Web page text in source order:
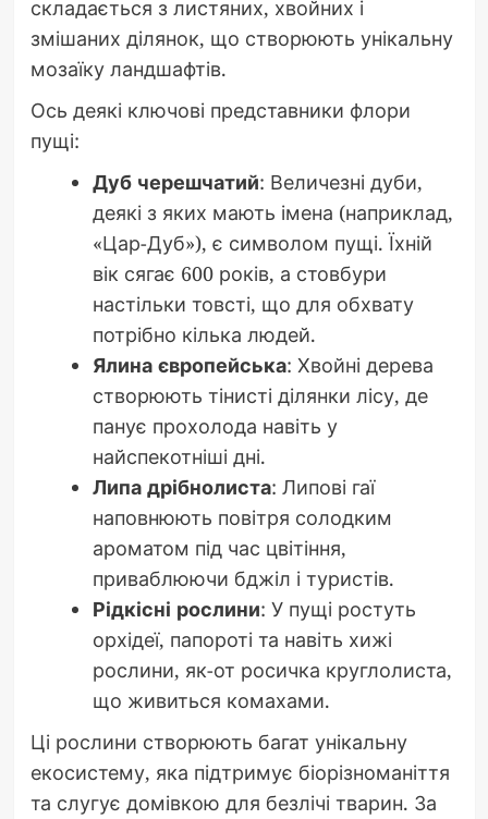
складається з листяних, хвойних і
змішаних ділянок, що створюють унікальну
мозаїку ландшафтів.
Ось деякі ключові представники флори
пущі:
Дуб черешчатий: Величезні дуби,
деякі з яких мають імена (наприклад,
«Цар-Дуб»), є символом пущі. Їхній
вік сягає 600 років, а стовбури
настільки товсті, що для обхвату
потрібно кілька людей.
Ялина європейська: Хвойні дерева
створюють тінисті ділянки лісу, де
панує прохолода навіть у
найспекотніші дні.
Липа дрібнолиста: Липові гаї
наповнюють повітря солодким
ароматом під час цвітіння,
приваблюючи бджіл і туристів.
Рідкісні рослини: У пущі ростуть
орхідеї, папороті та навіть хижі
рослини, як-от росичка круглолиста,
що живиться комахами.
Ці рослини створюють багат унікальну
екосистему, яка підтримує біорізноманіття
та слугує домівкою для безлічі тварин. За